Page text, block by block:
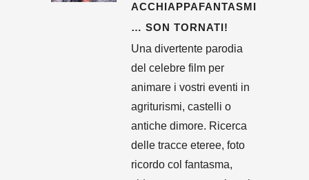
ACCHIAPPAFANTASMI
… SON TORNATI!
Una divertente parodia
del celebre film per
animare i vostri eventi in
agriturismi, castelli o
antiche dimore. Ricerca
delle tracce eteree, foto
ricordo col fantasma,